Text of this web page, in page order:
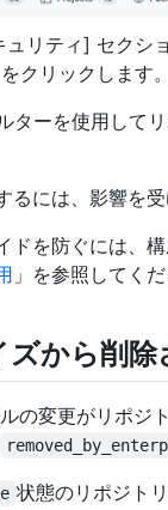
リティ] セクシ
クリックします。
ターを使用して
るには、影響を
ドを防ぐには、
」を参照してくだ
から削
の変更がリポジ
状態のリポジト